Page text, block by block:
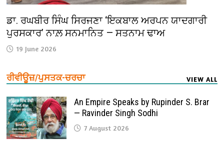
ਡਾ. ਰਘਬੀਰ ਸਿੰਘ ਸਿਰਜਣਾ ‘ਇਕਬਾਲ ਅਰਪਨ ਯਾਦਗਾਰੀ
ਪੁਰਸਕਾਰ’ ਨਾਲ਼ ਸਨਮਾਨਿਤ — ਸਤਨਾਮ ਢਾਅ
19 June 2026
ਰੀਵੀਊਜ਼/ਪੁਸਤਕ-ਚਰਚਾ VIEW ALL
An Empire Speaks by Rupinder S. Brar
— Ravinder Singh Sodhi
7 August 2026